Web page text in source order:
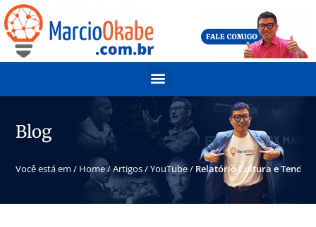
Blog
Você está em / Home/Artigos/YouTube/ Relatório Cultura e